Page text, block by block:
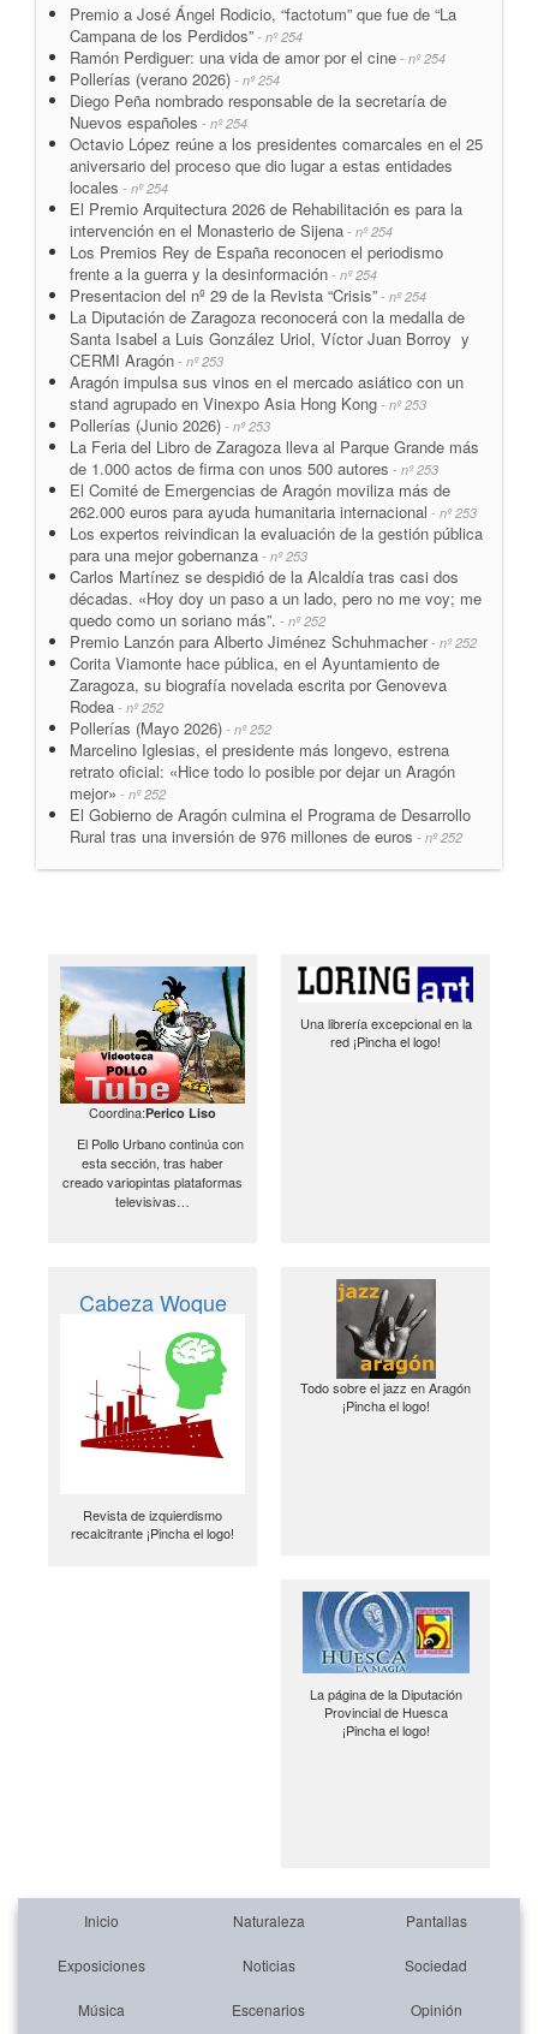
Premio a José Ángel Rodicio, “factotum” que fue de “La
Campana de los Perdidos” - nº 254
Ramón Perdiguer: una vida de amor por el cine - nº 254
Pollerías (verano 2026) - nº 254
Diego Peña nombrado responsable de la secretaría de
Nuevos españoles - nº 254
Octavio López reúne a los presidentes comarcales en el 25
aniversario del proceso que dio lugar a estas entidades
locales - nº 254
El Premio Arquitectura 2026 de Rehabilitación es para la
intervención en el Monasterio de Sijena - nº 254
Los Premios Rey de España reconocen el periodismo
frente a la guerra y la desinformación - nº 254
Presentacion del nº 29 de la Revista “Crisis” - nº 254
La Diputación de Zaragoza reconocerá con la medalla de
Santa Isabel a Luis González Uriol, Víctor Juan Borroy y
CERMI Aragón - nº 253
Aragón impulsa sus vinos en el mercado asiático con un
stand agrupado en Vinexpo Asia Hong Kong - nº 253
Pollerías (Junio 2026) - nº 253
La Feria del Libro de Zaragoza lleva al Parque Grande más
de 1.000 actos de firma con unos 500 autores - nº 253
El Comité de Emergencias de Aragón moviliza más de
262.000 euros para ayuda humanitaria internacional - nº 253
Los expertos reivindican la evaluación de la gestión pública
para una mejor gobernanza - nº 253
Carlos Martínez se despidió de la Alcaldía tras casi dos
décadas. «Hoy doy un paso a un lado, pero no me voy; me
quedo como un soriano más”. - nº 252
Premio Lanzón para Alberto Jiménez Schuhmacher- nº 252
Corita Viamonte hace pública, en el Ayuntamiento de
Zaragoza, su biografía novelada escrita por Genoveva
Rodea - nº 252
Pollerías (Mayo 2026) - nº 252
Marcelino Iglesias, el presidente más longevo, estrena
retrato oficial: «Hice todo lo posible por dejar un Aragón
mejor» - nº 252
El Gobierno de Aragón culmina el Programa de Desarrollo
Rural tras una inversión de 976 millones de euros - nº 252
Coordina:Perico Liso
El Pollo Urbano continúa con
esta sección, tras haber
creado variopintas plataformas
televisivas…
Una librería excepcional en la
red ¡Pincha el logo!
Cabeza Woque
Revista de izquierdismo
recalcitrante ¡Pincha el logo!
Todo sobre el jazz en Aragón
¡Pincha el logo!
La página de la Diputación
Provincial de Huesca
¡Pincha el logo!
Inicio Naturaleza Pantallas
Exposiciones Noticias Sociedad
Música Escenarios Opinión